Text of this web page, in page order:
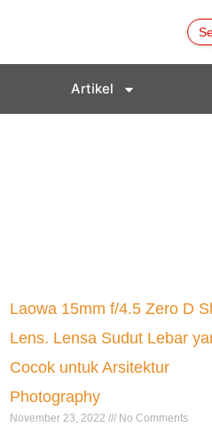
for:
Artikel
Laowa 15mm f/4.5 Zero D
Lens. Lensa Sudut Lebar
Cocok untuk Arsitektur
Photography
November 23, 2022 No Comments